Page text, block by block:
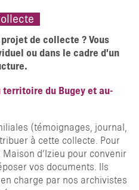
de collecte ? Vous
ou dans le cadre d’un
du Bugey et au-
(témoignages, journal,
à cette collecte. Pour
d’Izieu pour convenir
vos documents. Ils
charge par nos archivistes